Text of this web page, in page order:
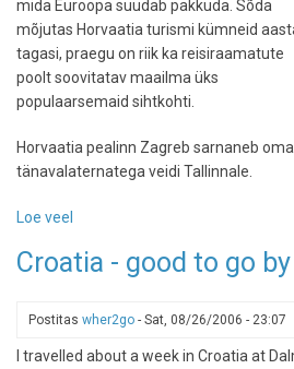
elamuste
edetabel
mida Euroopa suudab pakkuda. Sõda
mõjutas Horvaatia turismi kümneid
tagasi, praegu on riik ka reisiraamatute
poolt soovitatav maailma üks
populaarsemaid sihtkohti.
Horvaatia pealinn Zagreb sarnaneb
tänavalaternatega veidi Tallinnale.
Loe veel
Horvaatia
Croatia - good to go
Postitas wher2go - Sat, 08/26/2006 - 23:07
I travelled about a week in Croatia at